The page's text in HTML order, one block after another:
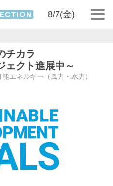
8/7(金)
チカラ
ェクト進展中～
エネルギー（風力・水力）